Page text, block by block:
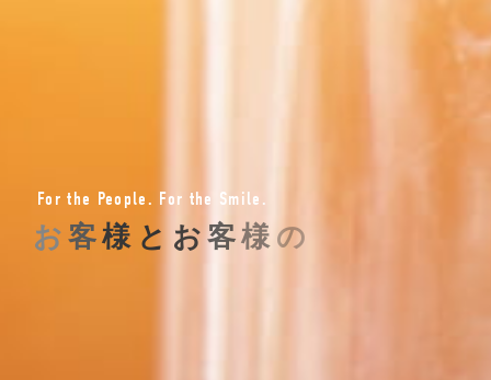
Fo r t he Peo ple. For the Smile .
お客様 と お客様 の